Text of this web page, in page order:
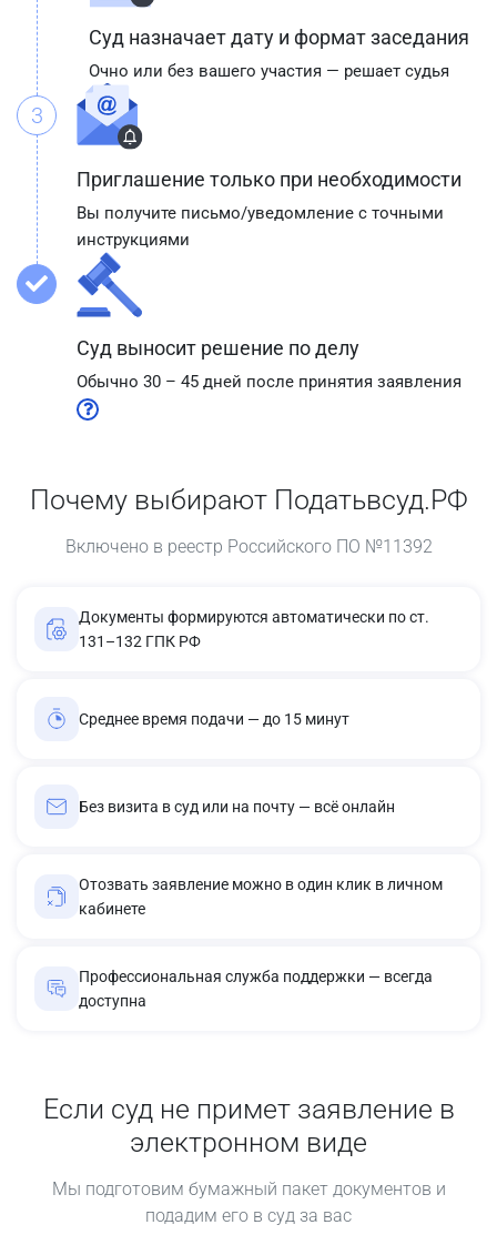
Суд назначает дату и формат заседания
Очно или без вашего участия — решает судья
3
Приглашение только при необходимости
Вы получите письмо/уведомление с точными
инструкциями
Суд выносит решение по делу
Обычно 30 – 45 дней после принятия заявления
Почему выбирают Податьвсуд.РФ
Включено в реестр Российского ПО №11392
Документы формируются автоматически по ст.
131–132 ГПК РФ
Среднее время подачи — до 15 минут
Без визита в суд или на почту — всё онлайн
Отозвать заявление можно в один клик в личном
кабинете
Профессиональная служба поддержки — всегда
доступна
Если суд не примет заявление в
электронном виде
Мы подготовим бумажный пакет документов и
подадим его в суд за вас